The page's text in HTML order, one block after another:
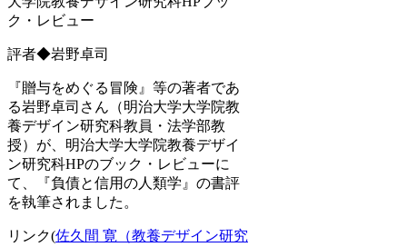
ク・レビュー
評者◆岩野卓司
『贈与をめぐる冒険』等の著者であ
る岩野卓司さん（明治大学大学院教
養デザイン研究科教員・法学部教
授）が、明治大学大学院教養デザイ
ン研究科HPのブック・レビューに
て、『負債と信用の人類学』の書評
を執筆されました。
リンク(佐久間 寛（教養デザイン研究